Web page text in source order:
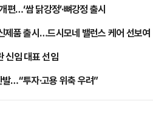
편…‘쌈 닭강정’·뼈강정 출시
제품 출시…드시모네 밸런스 케어 선보여
신임 대표 선임
…“투자·고용 위축 우려”